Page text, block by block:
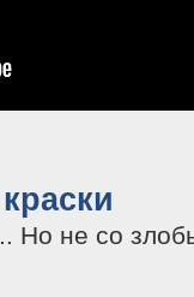
Но не со